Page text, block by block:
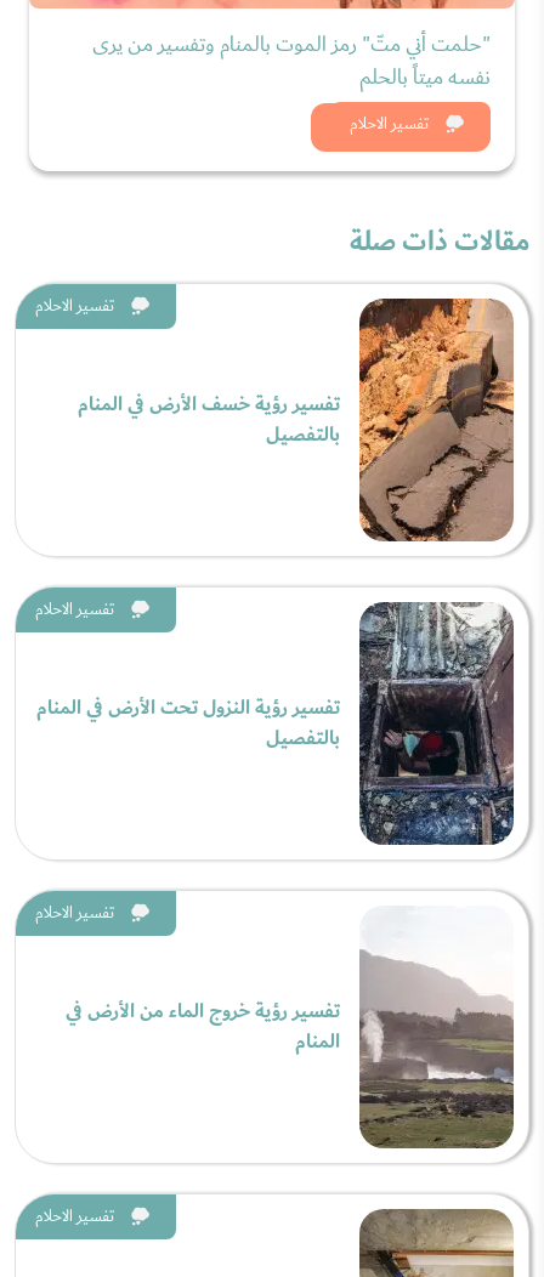
تفسير الاحلام
"حلمت أني متّ" رمز الموت بالمنام وتفسير من يرى
نفسه ميتاً بالحلم
شاهد الان
مقالات ذات صلة
تفسير الاحلام
تفسير رؤية خسف الأرض في المنام
بالتفصيل
تفسير الاحلام
تفسير رؤية النزول تحت الأرض في المنام
بالتفصيل
تفسير الاحلام
تفسير رؤية خروج الماء من الأرض في
المنام
تفسير الاحلام